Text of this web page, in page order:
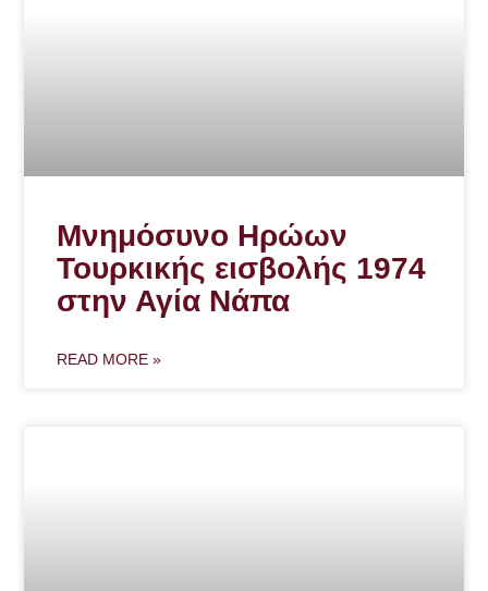
Μνημόσυνο Ηρώων
Τουρκικής εισβολής 1974
στην Αγία Νάπα
READ MORE »